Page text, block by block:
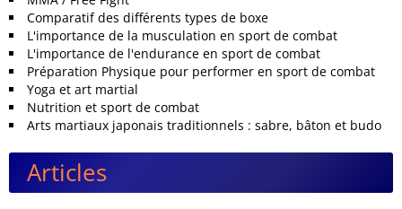
Comparatif des différents types de boxe
L'importance de la musculation en sport de combat
L'importance de l'endurance en sport de combat
Préparation Physique pour performer en sport de combat
Yoga et art martial
Nutrition et sport de combat
Arts martiaux japonais traditionnels : sabre, bâton et budo
Articles